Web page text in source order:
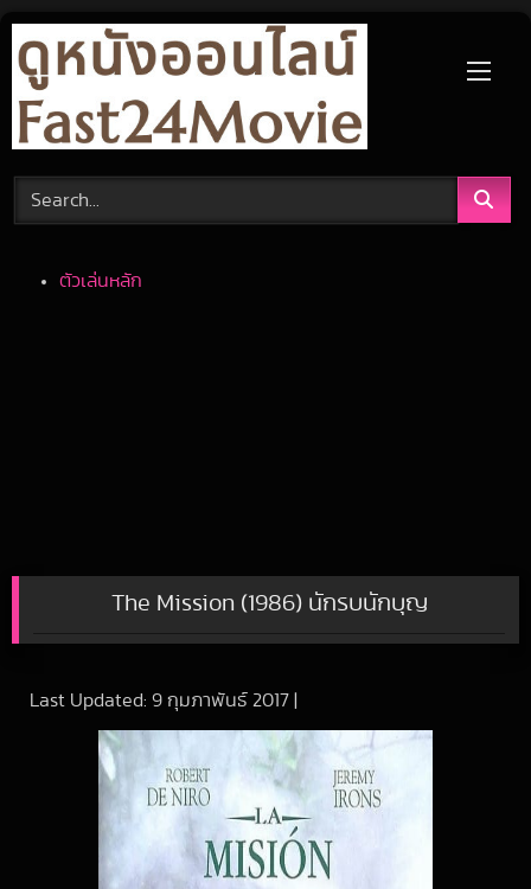
Skip
content
ตัวเล่นหลัก
The Mission (1986) นักรบนักบุญ
Last Updated: 9 กุมภาพันธ์ 2017